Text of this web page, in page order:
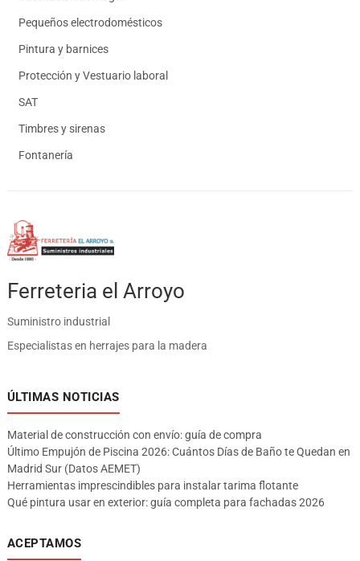
Pequeños electrodomésticos
Pintura y barnices
Protección y Vestuario laboral
SAT
Timbres y sirenas
Fontanería
Ferreteria el Arroyo
Suministro industrial
Especialistas en herrajes para la madera
ÚLTIMAS NOTICIAS
Material de construcción con envío: guía de compra
Último Empujón de Piscina 2026: Cuántos Días de Baño te Quedan en
Madrid Sur (Datos AEMET)
Herramientas imprescindibles para instalar tarima flotante
Qué pintura usar en exterior: guía completa para fachadas 2026
ACEPTAMOS